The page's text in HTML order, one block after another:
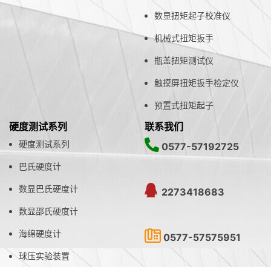
数显扭矩起子校准仪
机械式扭矩扳手
瓶盖扭矩测试仪
触摸屏扭矩扳手检定仪
预置式扭矩起子
硬度测试系列
硬度测试系列
巴氏硬度计
数显巴氏硬度计
数显邵氏硬度计
海绵硬度计
球压实验装置
联系我们
0577-57192725
2273418683
0577-57575951